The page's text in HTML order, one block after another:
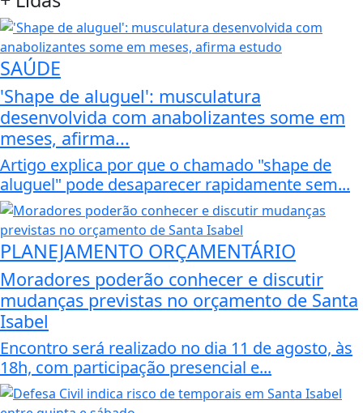
SAÚDE
'Shape de aluguel': musculatura
desenvolvida com anabolizantes some em
meses, afirma...
Artigo explica por que o chamado "shape de
aluguel" pode desaparecer rapidamente sem...
PLANEJAMENTO ORÇAMENTÁRIO
Moradores poderão conhecer e discutir
mudanças previstas no orçamento de Santa
Isabel
Encontro será realizado no dia 11 de agosto, às
18h, com participação presencial e...